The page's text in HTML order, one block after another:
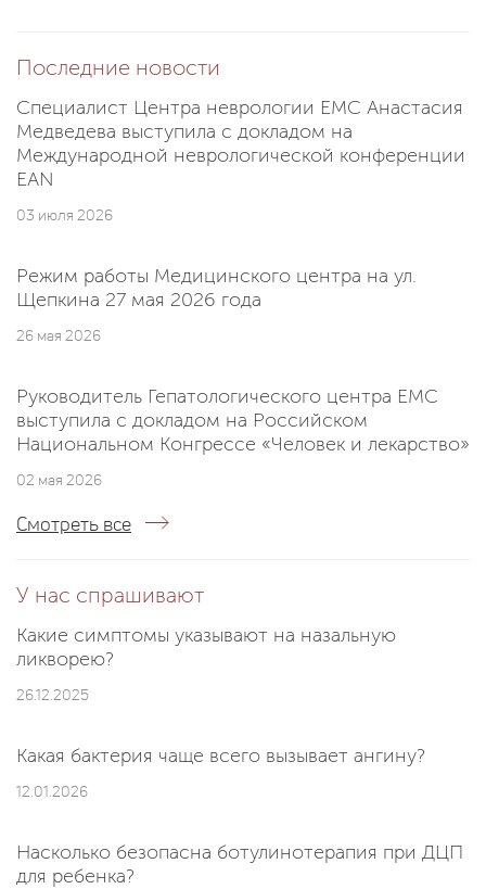
Последние новости
Специалист Центра неврологии EMC Анастасия
Медведева выступила с докладом на
Международной неврологической конференции
EAN
03 июля 2026
Режим работы Медицинского центра на ул.
Щепкина 27 мая 2026 года
26 мая 2026
Руководитель Гепатологического центра EMC
выступила с докладом на Российском
Национальном Конгрессе «Человек и лекарство»
02 мая 2026
Смотреть все
У нас спрашивают
Какие симптомы указывают на назальную
ликворею?
26.12.2025
Какая бактерия чаще всего вызывает ангину?
12.01.2026
Насколько безопасна ботулинотерапия при ДЦП
для ребенка?